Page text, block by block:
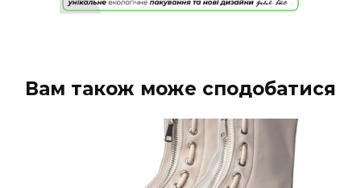
Вам також може сподобатися